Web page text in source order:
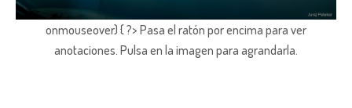
onmouseover) { ?> Pasa el ratón por encima para ver
anotaciones. Pulsa en la imagen para agrandarla.